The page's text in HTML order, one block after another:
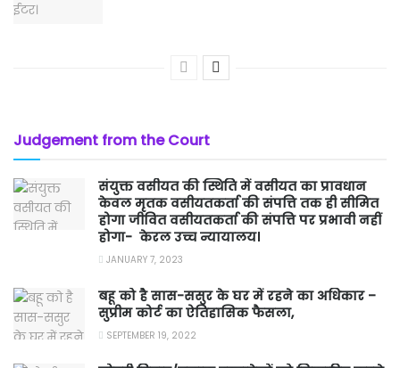
Judgement from the Court
संयुक्त वसीयत की स्थिति में वसीयत का प्रावधान
केवल मृतक वसीयतकर्ता की संपत्ति तक ही सीमित
होगा जीवित वसीयतकर्ता की संपत्ति पर प्रभावी नहीं
होगा- केरल उच्च न्यायालय।
JANUARY 7, 2023
बहू को है सास-ससुर के घर में रहने का अधिकार –
सुप्रीम कोर्ट का ऐतिहासिक फैसला,
SEPTEMBER 19, 2022